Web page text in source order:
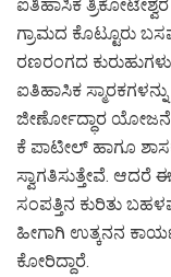
ಐತಿಹಾಸಿಕ
ಗ್ರಾಮದ ಕೊಟ್ಟೂರು
ರಣರಂಗದ
ಐತಿಹಾಸಿಕ
ಜೀರ್ಣೋದ್ಧಾರ
ಕೆ ಪಾಟೀಲ್ ಹಾಗೂ
ಸ್ವಾಗತಿಸುತ್ತೇವೆ. ಆದರೆ
ಸಂಪತ್ತಿನ ಕುರಿತು
ಹೀಗಾಗಿ ಉತ್ಕನನ
ಕೋರಿದ್ದಾರೆ.